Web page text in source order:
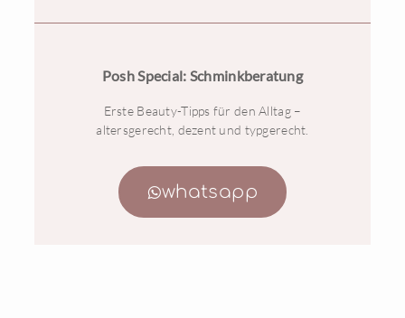
Posh Special: Schminkberatung
Erste Beauty-Tipps für den Alltag –
altersgerecht, dezent und typgerecht.
whatsapp